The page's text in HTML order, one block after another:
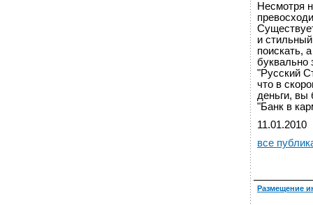
Несмотря
и
поискать,
буквально
"Русский
что в
деньги, вы
"Банк в
11.01.2010
все
Размещение